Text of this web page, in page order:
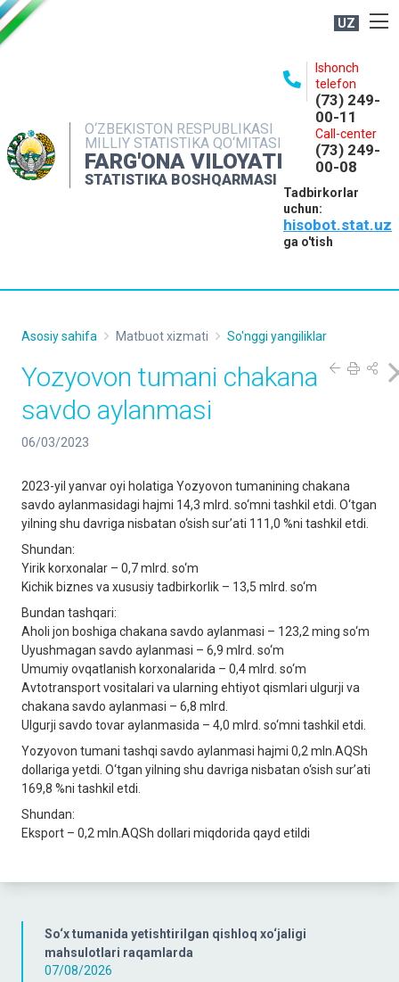
UZ
O‘ZBEKISTON RESPUBLIKASI
MILLIY STATISTIKA QO‘MITASI
FARG'ONA VILOYATI
STATISTIKA BOSHQARMASI
Ishonch
telefon
(73) 249-
00-11
Call-center
(73) 249-
00-08
Tadbirkorlar
uchun:
hisobot.stat.uz
ga o'tish
NASHRLAR
INTERAKTIV XIZMATLAR
MATBUOT XIZMATI
So‘x tumanida yetishtirilgan qishloq xo‘jaligi
mahsulotlari raqamlarda
07/08/2026
Asosiy sahifa Matbuot xizmati So'nggi yangiliklar
Yozyovon tumani chakana
savdo aylanmasi
06/03/2023
2023-yil yanvar oyi holatiga Yozyovon tumanining chakana
savdo aylanmasidagi hajmi 14,3 mlrd. so‘mni tashkil etdi. O‘tgan
yilning shu davriga nisbatan o‘sish sur’ati 111,0 %ni tashkil etdi.
Shundan:
Yirik korxonalar – 0,7 mlrd. so‘m
Kichik biznes va xususiy tadbirkorlik – 13,5 mlrd. so‘m
Bundan tashqari:
Aholi jon boshiga chakana savdo aylanmasi – 123,2 ming so‘m
Uyushmagan savdo aylanmasi – 6,9 mlrd. so‘m
Umumiy ovqatlanish korxonalarida – 0,4 mlrd. so‘m
Avtotransport vositalari va ularning ehtiyot qismlari ulgurji va
chakana savdo aylanmasi – 6,8 mlrd.
Ulgurji savdo tovar aylanmasida – 4,0 mlrd. so‘mni tashkil etdi.
Yozyovon tumani tashqi savdo aylanmasi hajmi 0,2 mln.AQSh
dollariga yetdi. O‘tgan yilning shu davriga nisbatan o‘sish sur’ati
169,8 %ni tashkil etdi.
Shundan:
Eksport – 0,2 mln.AQSh dollari miqdorida qayd etildi